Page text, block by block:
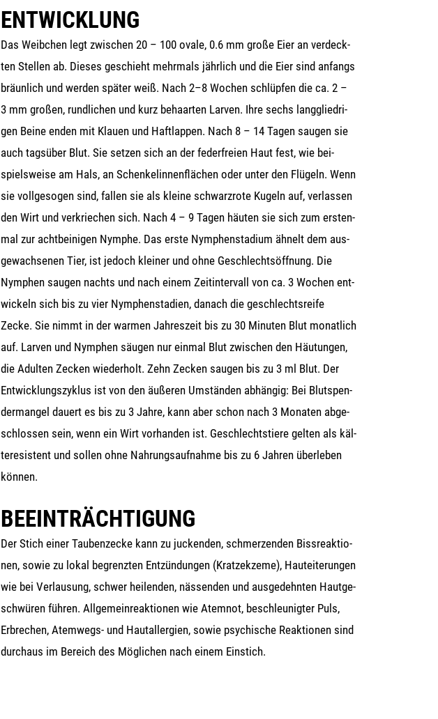
ENTWICKLUNG
Das Weib­chen legt zwi­schen 20 – 100 ova­le, 0.6 mm gro­ße Eier an ver­deck­
ten Stel­len ab. Die­ses geschieht mehr­mals jähr­lich und die Eier sind anfangs
bräun­lich und wer­den spä­ter weiß. Nach 2–8 Wochen schlüp­fen die ca. 2 –
3 mm gro­ßen, rund­li­chen und kurz behaar­ten Lar­ven. Ihre sechs lang­glied­ri­
gen Bei­ne enden mit Klau­en und Haft­lap­pen. Nach 8 – 14 Tagen sau­gen sie
auch tags­über Blut. Sie set­zen sich an der feder­frei­en Haut fest, wie bei­
spiels­wei­se am Hals, an Schen­kel­in­nen­flä­chen oder unter den Flü­geln. Wenn
sie voll­ge­so­gen sind, fal­len sie als klei­ne schwarz­ro­te Kugeln auf, ver­las­sen
den Wirt und ver­krie­chen sich. Nach 4 – 9 Tagen häu­ten sie sich zum ersten­
mal zur acht­bei­ni­gen Nym­phe. Das ers­te Nym­phen­sta­di­um ähnelt dem aus­
ge­wach­se­nen Tier, ist jedoch klei­ner und ohne Geschlechts­öff­nung. Die
Nym­phen sau­gen nachts und nach einem Zeit­in­ter­vall von ca. 3 Wochen ent­
wi­ckeln sich bis zu vier Nym­phen­sta­di­en, danach die geschlechts­rei­fe
Zecke. Sie nimmt in der war­men Jah­res­zeit bis zu 30 Minu­ten Blut monat­lich
auf. Lar­ven und Nym­phen säu­gen nur ein­mal Blut zwi­schen den Häu­tun­gen,
die Adul­ten Zecken wie­der­holt. Zehn Zecken sau­gen bis zu 3 ml Blut. Der
Ent­wick­lungs­zy­klus ist von den äuße­ren Umstän­den abhän­gig: Bei Blut­spen­
der­man­gel dau­ert es bis zu 3 Jah­re, kann aber schon nach 3 Mona­ten abge­
schlos­sen sein, wenn ein Wirt vor­han­den ist. Geschlechts­tie­re gel­ten als käl­
te­re­sis­tent und sol­len ohne Nah­rungs­auf­nah­me bis zu 6 Jah­ren über­le­ben
können.
BEEINTRÄCHTIGUNG
Der Stich einer Tau­ben­ze­cke kann zu jucken­den, schmer­zen­den Biss­re­ak­tio­
nen, sowie zu lokal begrenz­ten Ent­zün­dun­gen (Krat­z­ek­ze­me), Hautei­te­run­gen
wie bei Ver­lau­sung, schwer hei­len­den, näs­sen­den und aus­ge­dehn­ten Haut­ge­
schwü­ren füh­ren. All­ge­mein­re­ak­tio­nen wie Atem­not, beschleu­nig­ter Puls,
Erbre­chen, Atem­wegs- und Haut­all­er­gien, sowie psy­chi­sche Reak­tio­nen sind
durch­aus im Bereich des Mög­li­chen nach einem Einstich.